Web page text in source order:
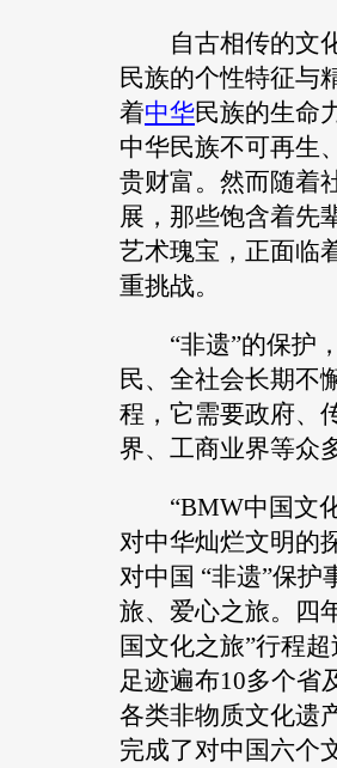
自古相传的文
民族的个性特征与
着中华民族的生命
中华民族不可再生
贵财富。然而随着
展，那些饱含着先
艺术瑰宝，正面临
重挑战。
“非遗”的保护，
民、全社会长期不
程，它需要政府、
界、工商业界等众
“BMW中国文
对中华灿烂文明的
对中国 “非遗”保护
旅、爱心之旅。四
国文化之旅”行程
足迹遍布10多个省
各类非物质文化遗
完成了对中国六个